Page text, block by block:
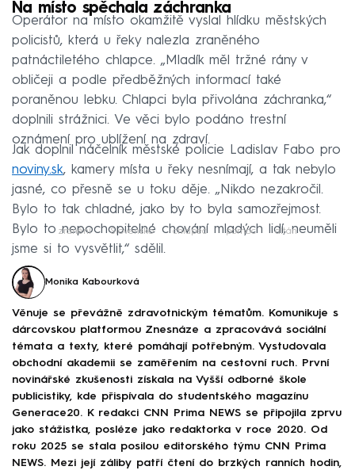
Na místo spěchala záchranka
Operátor na místo okamžitě vyslal hlídku městských
policistů, která u řeky nalezla zraněného
patnáctiletého chlapce. „Mladík měl tržné rány v
obličeji a podle předběžných informací také
poraněnou lebku. Chlapci byla přivolána záchranka,“
doplnili strážnici. Ve věci bylo podáno trestní
oznámení pro ublížení na zdraví.
Jak doplnil náčelník městské policie Ladislav Fabo pro
noviny.sk, kamery místa u řeky nesnímají, a tak nebylo
jasné, co přesně se u toku děje. „Nikdo nezakročil.
Bylo to tak chladné, jako by to byla samozřejmost.
Bylo to nepochopitelné chování mladých lidí, neuměli
jsme si to vysvětlit,“ sdělil.
zranění Slovensko chlapec pomoc altán
Monika Kabourková
Věnuje se převážně zdravotnickým tématům. Komunikuje s
dárcovskou platformou Znesnáze a zpracovává sociální
témata a texty, které pomáhají potřebným. Vystudovala
obchodní akademii se zaměřením na cestovní ruch. První
novinářské zkušenosti získala na Vyšší odborné škole
publicistiky, kde přispívala do studentského magazínu
Generace20. K redakci CNN Prima NEWS se připojila zprvu
jako stážistka, posléze jako redaktorka v roce 2020. Od
roku 2025 se stala posilou editorského týmu CNN Prima
NEWS. Mezi její záliby patří čtení do brzkých ranních hodin,